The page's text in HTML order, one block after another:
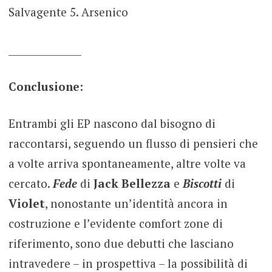
Salvagente 5. Arsenico
Conclusione:
Entrambi gli EP nascono dal bisogno di
raccontarsi, seguendo un flusso di pensieri che
a volte arriva spontaneamente, altre volte va
cercato.Fededi Jack Bellezza eBiscottidi
Violet, nonostante un’identità ancora in
costruzione e l’evidente comfort zone di
riferimento, sono due debutti che lasciano
intravedere – in prospettiva – la possibilità di